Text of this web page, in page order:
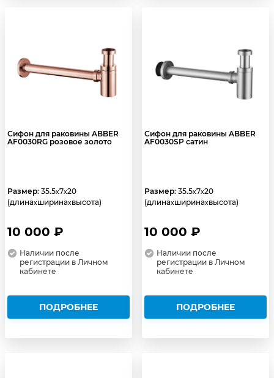
Сифон для раковины ABBER
AF0030RG розовое золото
Размер: 35.5x7x20
(длинаxширинаxвысота)
10 000 ₽
Наличии после
регистрации в Личном
кабинете
ПОДРОБНЕЕ
Сифон для раковины ABBER
AF0030SP сатин
Размер: 35.5x7x20
(длинаxширинаxвысота)
10 000 ₽
Наличии после
регистрации в Личном
кабинете
ПОДРОБНЕЕ